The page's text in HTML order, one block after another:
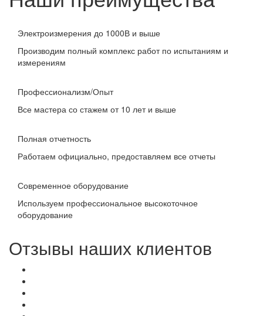
Электроизмерения до 1000В и выше
Производим полный комплекс работ по испытаниям и
измерениям
Профессионализм/Опыт
Все мастера со стажем от 10 лет и выше
Полная отчетность
Работаем официально, предоставляем все отчеты
Современное оборудование
Используем профессиональное высокоточное
оборудование
Отзывы наших клиентов